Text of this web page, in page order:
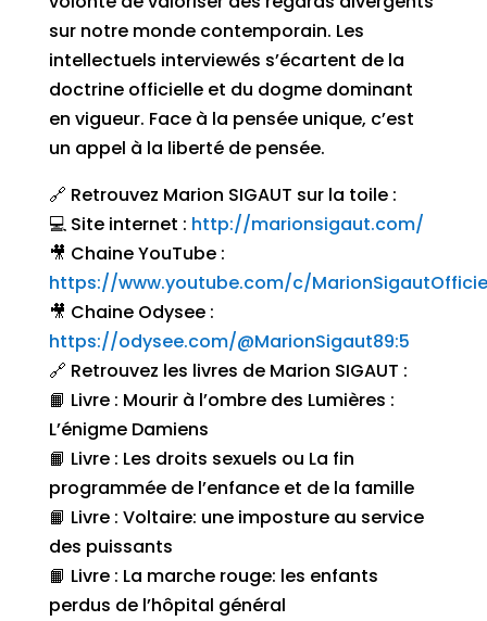
sur notre monde contemporain. Les
intellectuels interviewés s’écartent de la
doctrine officielle et du dogme dominant
en vigueur. Face à la pensée unique, c’est
un appel à la liberté de pensée.
🔗 Retrouvez Marion SIGAUT sur la toile :
💻 Site internet : http://marionsigaut.com/
🎥 Chaine YouTube :
https://www.youtube.com/c/
🎥 Chaine Odysee :
https://odysee.com/@MarionSigaut89:5
🔗 Retrouvez les livres de Marion SIGAUT :
📙 Livre : Mourir à l’ombre des Lumières :
L’énigme Damiens
📙 Livre : Les droits sexuels ou La fin
programmée de l’enfance et de la famille
📙 Livre : Voltaire: une imposture au service
des puissants
📙 Livre : La marche rouge: les enfants
perdus de l’hôpital général